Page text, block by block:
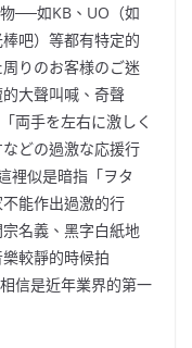
──如KB、UO（如
吧）等都有特定的
りのお客様のご迷
大聲叫喊、奇聲
両手を左右に激しく
どの過激な応援行
裡似是暗指「ヲタ
能作出過激的行
名義、黑字白紙地
較靜的時候拍
信是近年業界的第一